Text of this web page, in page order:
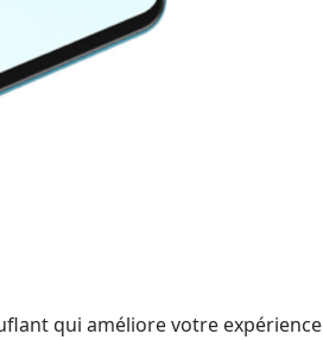
qui améliore votre expérience